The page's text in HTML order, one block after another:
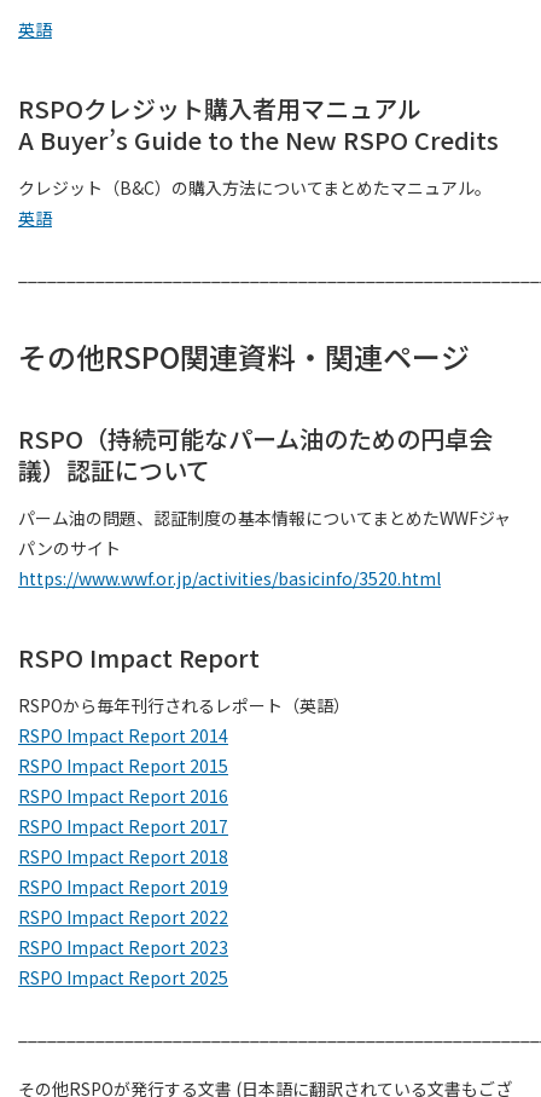
英語
RSPOクレジット購入者用マニュアル
A Buyer’s Guide to the New RSPO Credits
クレジット（B&C）の購入方法についてまとめたマニュアル。
英語
その他RSPO関連資料・関連ページ
RSPO（持続可能なパーム油のための円卓会
議）認証について
パーム油の問題、認証制度の基本情報についてまとめたWWFジャ
パンのサイト
https://www.wwf.or.jp/activities/basicinfo/3520.html
RSPO Impact Report
RSPOから毎年刊行されるレポート（英語）
RSPO Impact Report 2014
RSPO Impact Report 2015
RSPO Impact Report 2016
RSPO Impact Report 2017
RSPO Impact Report 2018
RSPO Impact Report 2019
RSPO Impact Report 2022
RSPO Impact Report 2023
RSPO Impact Report 2025
その他RSPOが発行する文書 (日本語に翻訳されている文書もござ